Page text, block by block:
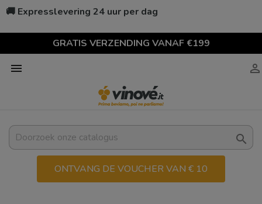
🚚 Expresslevering 24 uur per dag
GRATIS VERZENDING VANAF €199
 

ONTVANG DE VOUCHER VAN € 10